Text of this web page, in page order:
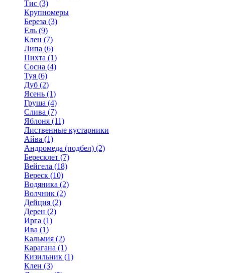
Тис (3)
Крупномеры
Береза (3)
Ель (9)
Клен (7)
Липа (6)
Пихта (1)
Сосна (4)
Туя (6)
Дуб (2)
Ясень (1)
Груша (4)
Слива (7)
Яблоня (11)
Лиственные кустарники
Айва (1)
Андромеда (подбел) (2)
Бересклет (7)
Вейгела (18)
Вереск (10)
Водяника (2)
Волчник (2)
Дейция (2)
Дерен (2)
Ирга (1)
Ива (1)
Кальмия (2)
Карагана (1)
Кизильник (1)
Клен (3)